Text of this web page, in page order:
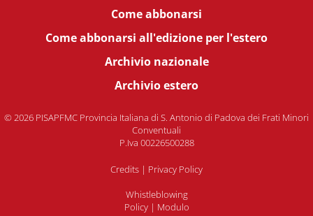
Come abbonarsi
Come abbonarsi all'edizione per l'estero
Archivio nazionale
Archivio estero
© 2026 PISAPFMC Provincia Italiana di S. Antonio di Padova dei Frati Minori
Conventuali
P.Iva 00226500288
Credits | Privacy Policy
Whistleblowing
Policy| Modulo